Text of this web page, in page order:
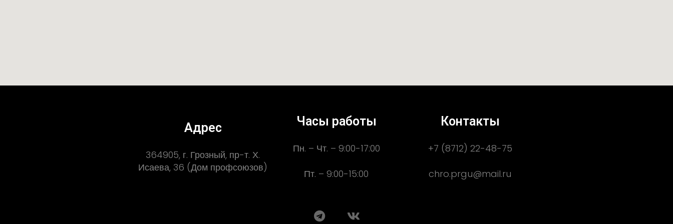
Адрес
364905, г. Грозный, пр-т. Х.
Исаева, 36 (Дом профсоюзов)
Часы работы
Пн. – Чт. – 9:00-17:00
Пт. – 9:00-15:00
Контакты
+7 (8712) 22-48-75
chro.prgu@mail.ru